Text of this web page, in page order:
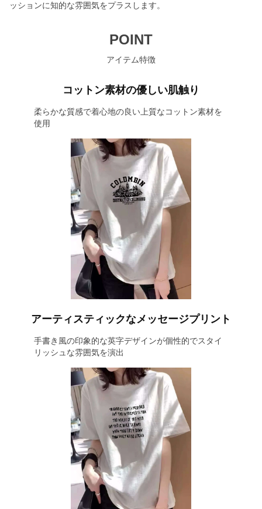
ッションに知的な雰囲気をプラスします。
POINT
アイテム特徴
コットン素材の優しい肌触り
柔らかな質感で着心地の良い上質なコットン素材を
使用
アーティスティックなメッセージプリント
手書き風の印象的な英字デザインが個性的でスタイ
リッシュな雰囲気を演出